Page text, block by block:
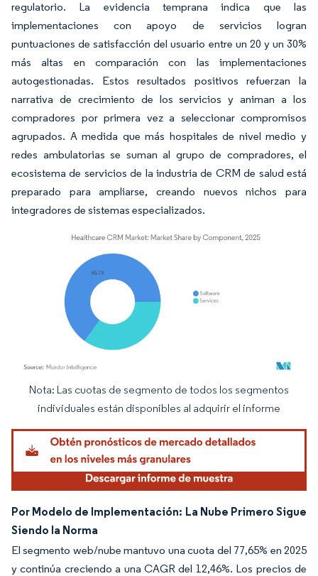
regulatorio. La evidencia temprana indica que las
implementaciones con apoyo de servicios logran
puntuaciones de satisfacción del usuario entre un 20 y un 30%
más altas en comparación con las implementaciones
autogestionadas. Estos resultados positivos refuerzan la
narrativa de crecimiento de los servicios y animan a los
compradores por primera vez a seleccionar compromisos
agrupados. A medida que más hospitales de nivel medio y
redes ambulatorias se suman al grupo de compradores, el
ecosistema de servicios de la industria de CRM de salud está
preparado para ampliarse, creando nuevos nichos para
integradores de sistemas especializados.
Imagen © Mordor Intelligence. El uso requiere atribución según CC BY 4.0.
Nota: Las cuotas de segmento de todos los segmentos
individuales están disponibles al adquirir el informe
Por Modelo de Implementación: La Nube Primero Sigue
Siendo la Norma
El segmento web/nube mantuvo una cuota del 77,65% en 2025
y continúa creciendo a una CAGR del 12,46%. Los precios de